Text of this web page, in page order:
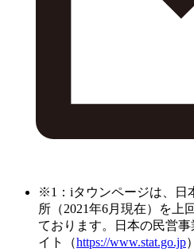
※1：iタウンページは、日
所（2021年6月現在）を上
ております。日本の民営
イト（https://www.stat.go.jp